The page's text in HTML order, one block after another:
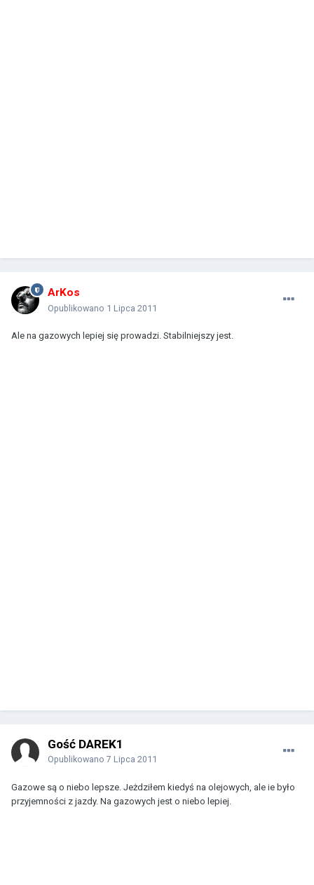
ArKos
Opublikowano 1 Lipca 2011
Ale na gazowych lepiej się prowadzi. Stabilniejszy jest.
Gość DAREK1
Opublikowano 7 Lipca 2011
Gazowe są o niebo lepsze. Jeżdziłem kiedyś na olejowych, ale ie było
przyjemności z jazdy. Na gazowych jest o niebo lepiej.